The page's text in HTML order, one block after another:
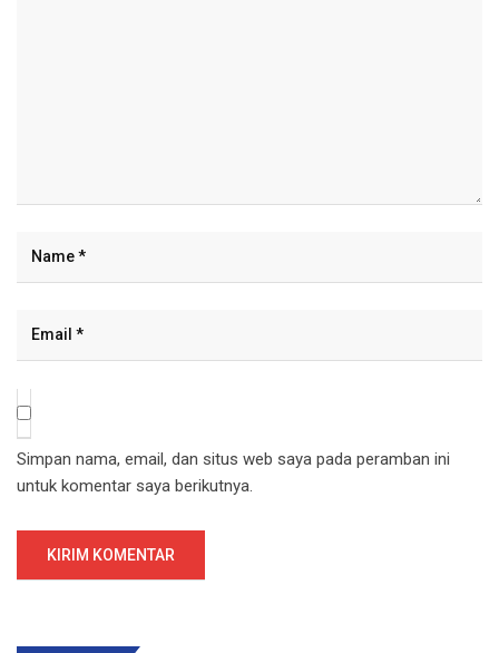
Simpan nama, email, dan situs web saya pada peramban ini
untuk komentar saya berikutnya.